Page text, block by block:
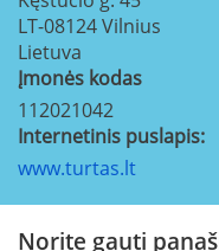
LT-08124Vilnius
Lietuva
Įmonės kodas
112021042
Internetinis puslapis:
www.turtas.lt
Norite gauti